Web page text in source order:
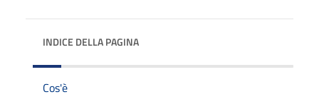
INDICE DELLA PAGINA
Cos'è